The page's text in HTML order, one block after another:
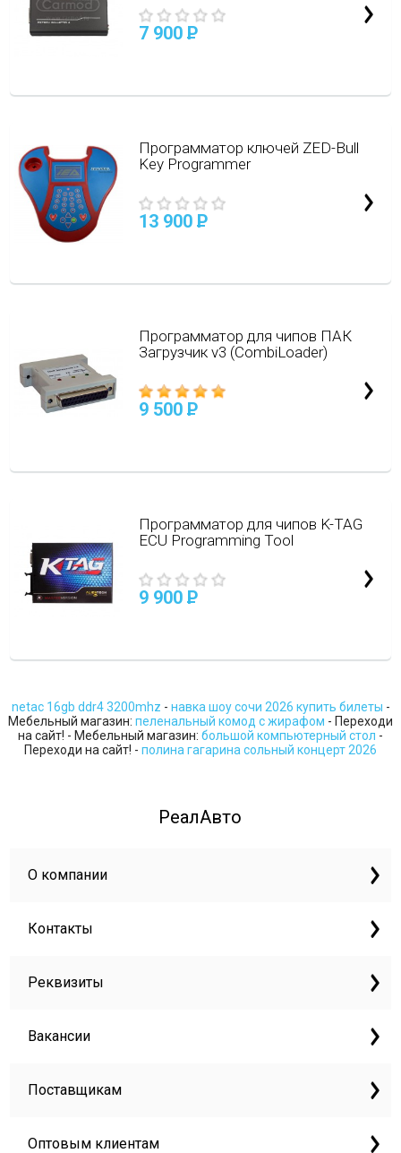
7 900 P
Программатор ключей ZED-Bull
Key Programmer
13 900 P
Программатор для чипов ПАК
Загрузчик v3 (CombiLoader)
9 500 P
Программатор для чипов K-TAG
ECU Programming Tool
9 900 P
netac 16gb ddr4 3200mhz - навка шоу сочи 2026 купить билеты -
Мебельный магазин: пеленальный комод с жирафом - Переходи
на сайт! - Мебельный магазин: большой компьютерный стол -
Переходи на сайт! - полина гагарина сольный концерт 2026
РеалАвто
О компании
Контакты
Реквизиты
Вакансии
Поставщикам
Оптовым клиентам